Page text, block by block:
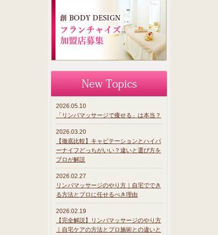
2026.05.10
「リンパマッサージで痩せる」は本当？
2026.03.20
【徹底比較】キャビテーションとハイパ
ーナイフどっちがいい？違いと選び方を
プロが解説
2026.02.27
リンパマッサージのやり方｜自宅ででき
る方法とプロに任せるべき理由
2026.02.19
【完全解説】リンパマッサージのやり方
｜自宅ケアの方法とプロ施術との違いと